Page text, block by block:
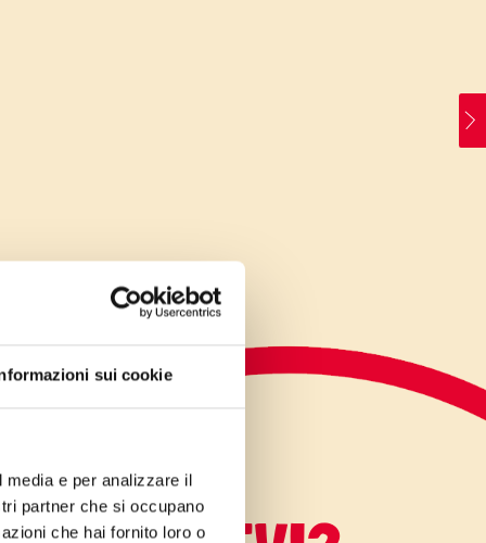
sui cookie
e per analizzare il
partner che si occupano
che hai fornito loro o